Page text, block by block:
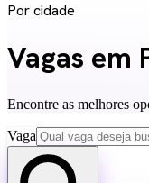
Por cidade
Vagas em
Encontre as melhores
Vaga